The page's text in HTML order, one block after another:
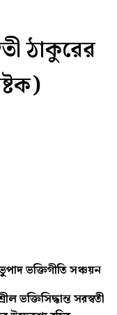
ঠাকুরের
ভক্তিগীতি সঞ্চয়ন
ভক্তিসিদ্ধান্ত সরস্বতী